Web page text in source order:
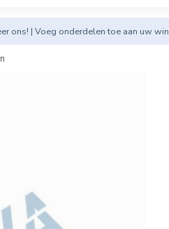
ons! | Voeg onderdelen toe aan uw